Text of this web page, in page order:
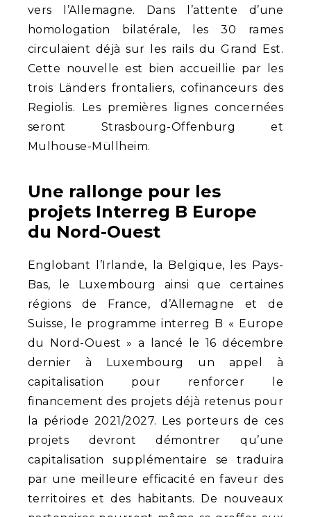
vers l’Allemagne. Dans l’attente d’une
homologation bilatérale, les 30 rames
circulaient déjà sur les rails du Grand Est.
Cette nouvelle est bien accueillie par les
trois Länders frontaliers, cofinanceurs des
Regiolis. Les premières lignes concernées
seront Strasbourg-Offenburg et
Mulhouse-Müllheim.
Une rallonge pour les
projets Interreg B Europe
du Nord-Ouest
Englobant l’Irlande, la Belgique, les Pays-
Bas, le Luxembourg ainsi que certaines
régions de France, d’Allemagne et de
Suisse, le programme interreg B « Europe
du Nord-Ouest » a lancé le 16 décembre
dernier à Luxembourg un appel à
capitalisation pour renforcer le
financement des projets déjà retenus pour
la période 2021/2027. Les porteurs de ces
projets devront démontrer qu’une
capitalisation supplémentaire se traduira
par une meilleure efficacité en faveur des
territoires et des habitants. De nouveaux